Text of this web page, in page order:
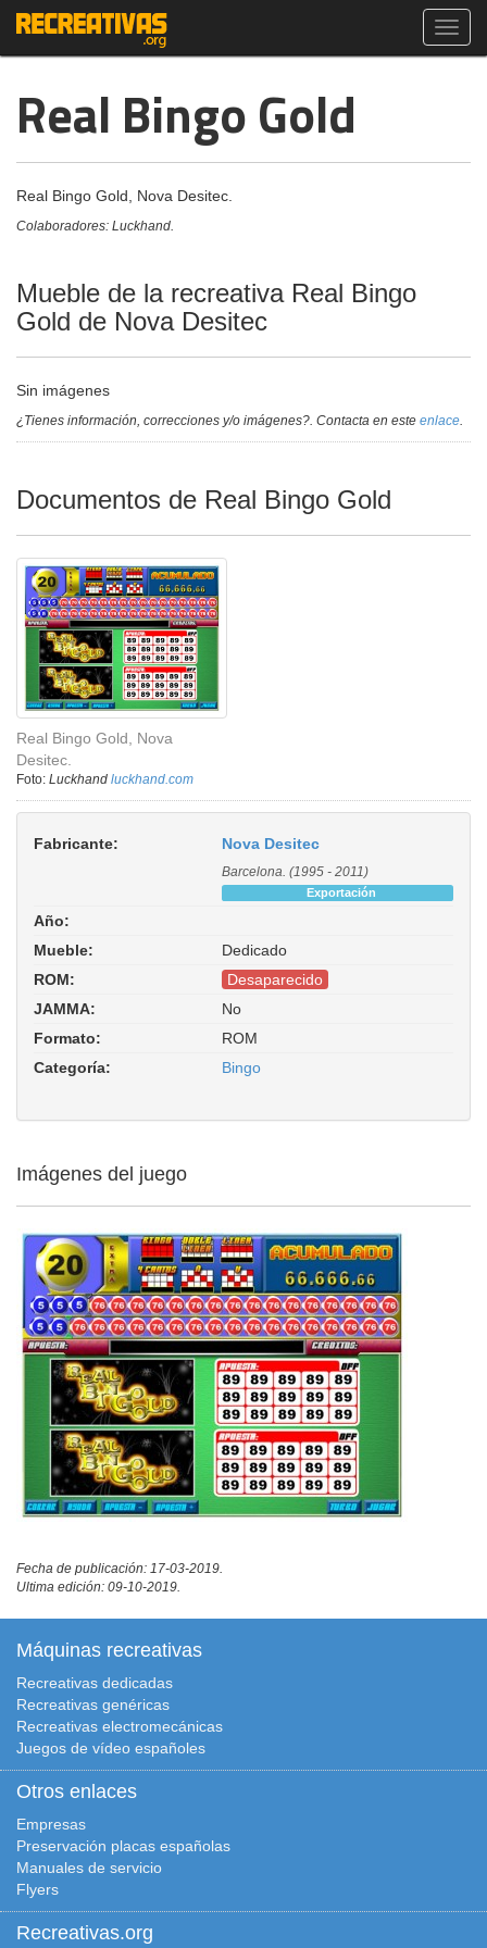
Real Bingo Gold
Real Bingo Gold, Nova Desitec.
Colaboradores: Luckhand.
Mueble de la recreativa Real Bingo
Gold de Nova Desitec
Sin imágenes
¿Tienes información, correcciones y/o imágenes?. Contacta en este enlace.
Documentos de Real Bingo Gold
Real Bingo Gold, Nova
Desitec.
Foto: Luckhand luckhand.com
Fabricante: Nova Desitec
Barcelona. (1995 - 2011)
Exportación
Año:
Mueble:
Dedicado
ROM:
Desaparecido
JAMMA:
No
Formato:
ROM
Categoría:
Bingo
Imágenes del juego
Fecha de publicación: 17-03-2019.
Ultima edición: 09-10-2019.
Máquinas recreativas
Recreativas dedicadas
Recreativas genéricas
Recreativas electromecánicas
Juegos de vídeo españoles
Otros enlaces
Empresas
Preservación placas españolas
Manuales de servicio
Flyers
Recreativas.org